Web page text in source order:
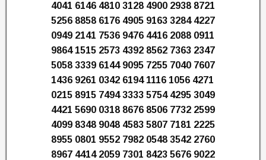
4041 6146 4810 3128 4900 2938 8721
5256 8858 6176 4905 9163 3284 4227
0949 2141 7536 9476 4416 2088 0911
9864 1515 2573 4392 8562 7363 2347
5058 3339 6144 9095 7255 7040 7607
1436 9261 0342 6194 1116 1056 4271
0215 8915 7494 3333 5754 4295 3049
4421 5690 0318 8676 8506 7732 2599
4099 8348 9048 4583 5807 7181 2225
8955 0801 9552 7982 0548 3542 2760
8967 4414 2059 7301 8423 5676 9022